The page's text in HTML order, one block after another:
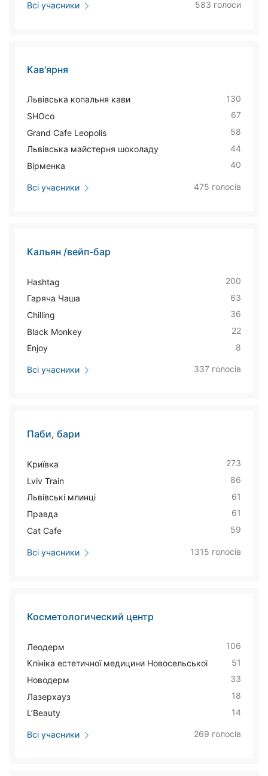
Всі учасники 583 голоси
Кав'ярня
Львівська копальня кави
130
SHOco
67
Grand Cafe Leopolis
58
Львівська майстерня шоколаду
44
Вірменка
40
Всі учасники 475 голосів
Кальян /вейп-бар
Hashtag
200
Гаряча Чаша
63
Chilling
36
Black Monkey
22
Enjoy
8
Всі учасники 337 голосів
Паби, бари
Криївка
273
Lviv Train
86
Львівські млинці
61
Правда
61
Cat Cafe
59
Всі учасники 1315 голосів
Косметологический центр
Леодерм
106
Клініка естетичної медицини Новосельської
51
Новодерм
33
Лазерхауз
18
L’Beauty
14
Всі учасники 269 голосів